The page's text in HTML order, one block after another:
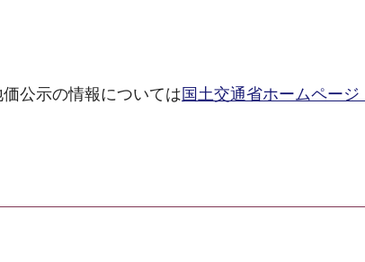
公示の情報については 国土交通省ホームペー